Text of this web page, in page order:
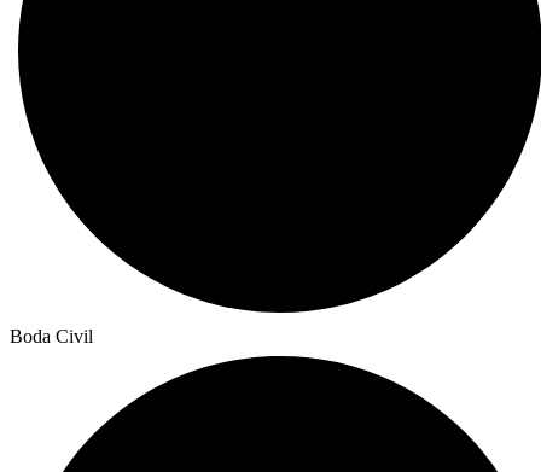
Boda Civil